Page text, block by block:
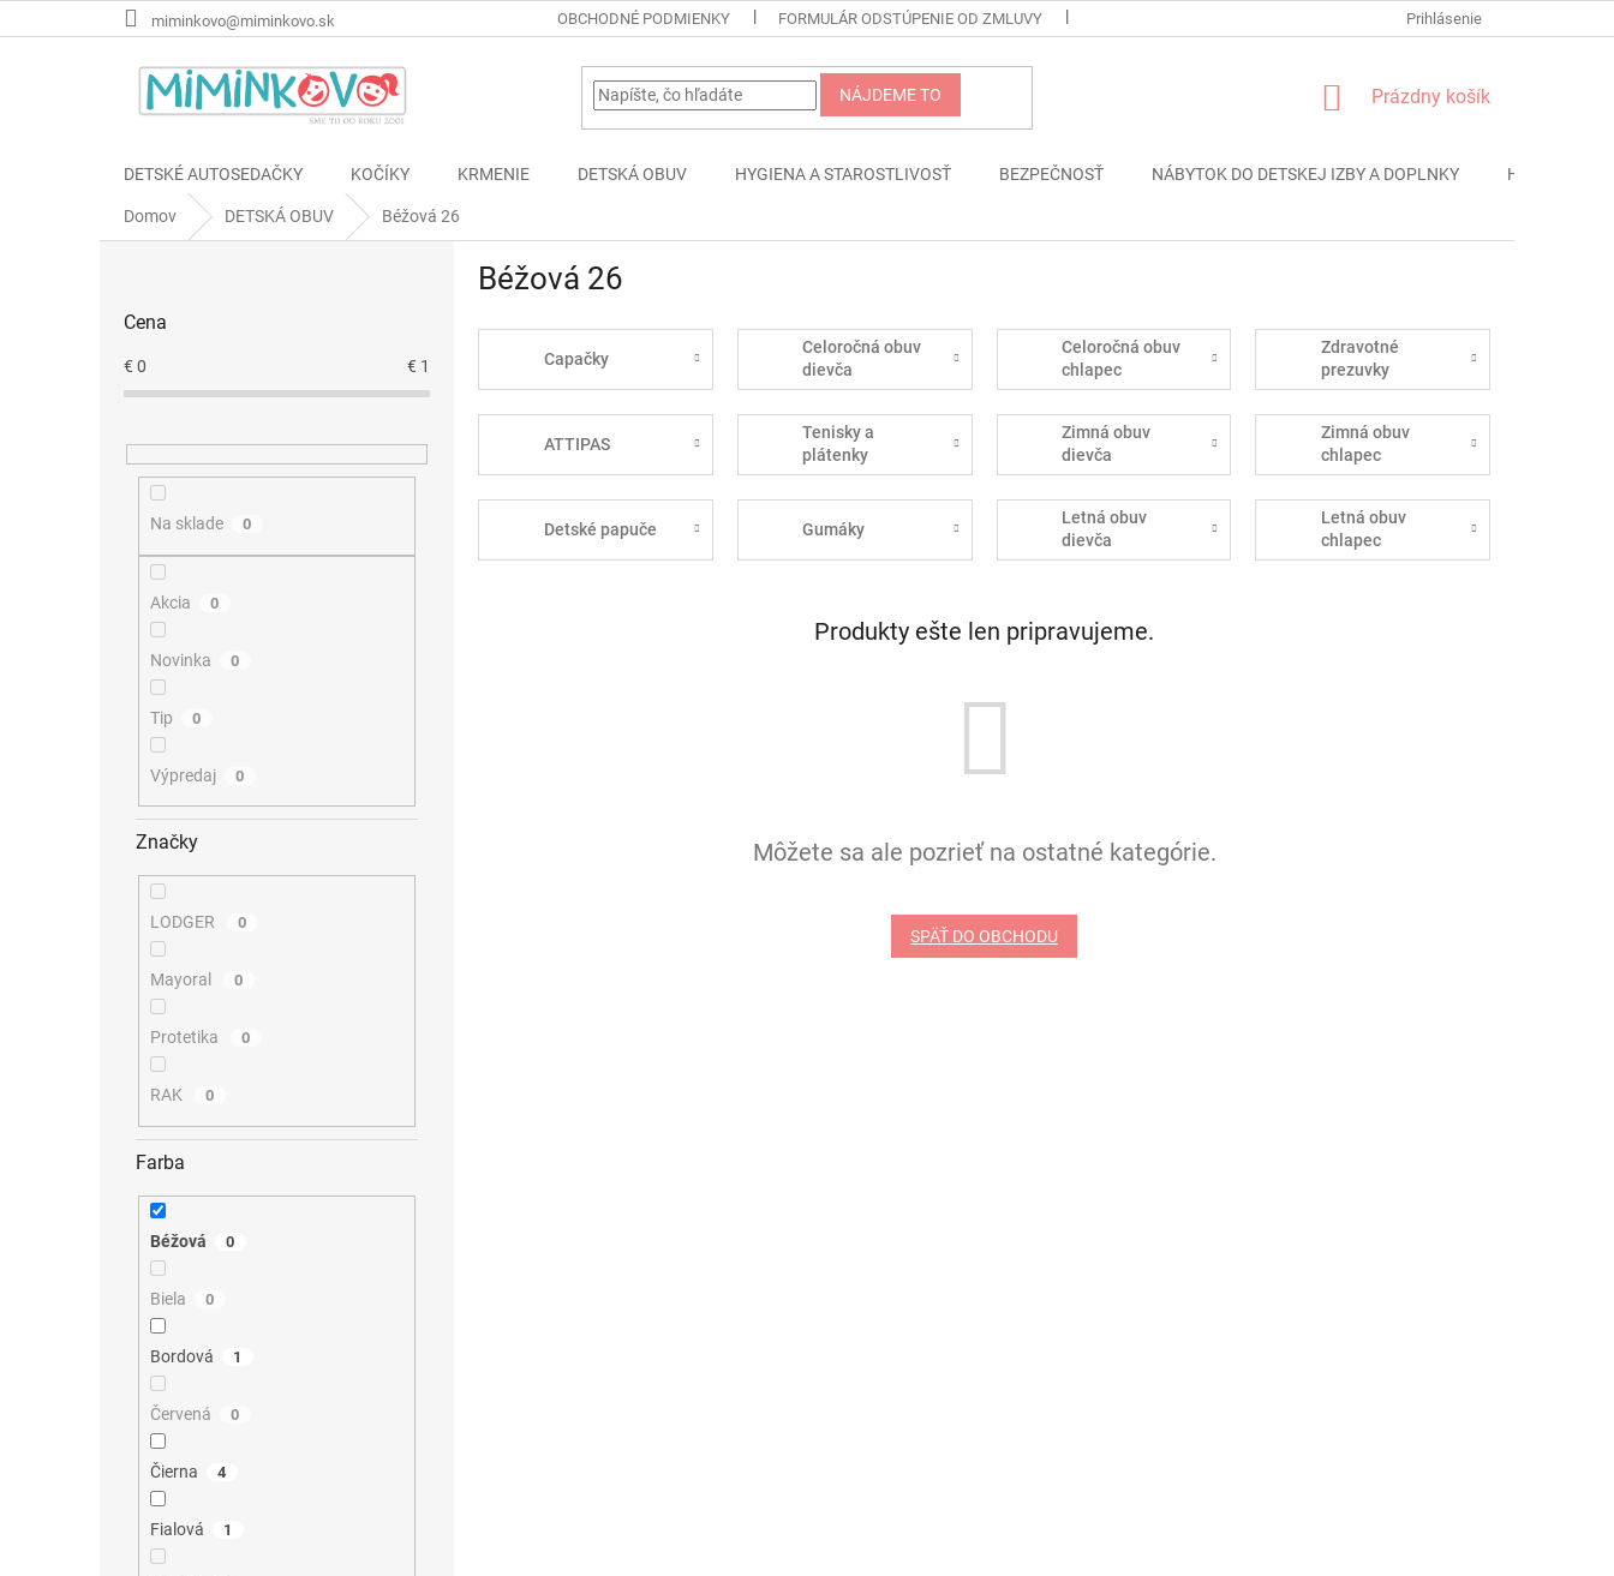
na
miminkovo@miminkovo.sk OBCHODNÉ PODMIENKY FORMULÁR ODSTÚPENIE OD ZMLUVY PODMIENKY OCHRANY OSOBNÝCH
Prihlásenie
NÁJDEME TO
NÁKUPNÝ
Prázdny košík
DETSKÉ AUTOSEDAČKY KOČÍKY KRMENIE DETSKÁ OBUV HYGIENA A STAROSTLIVOSŤ BEZPEČNOSŤ NÁBYTOK DO DETSKEJ IZBY A DOPLNKY HRAČKY
Domov DETSKÁ OBUV Béžová 26
Cena
€ 0 € 1
Na sklade 0
Akcia 0
Novinka 0
Tip 0
Výpredaj 0
Značky
LODGER 0
Mayoral 0
Protetika 0
RAK 0
Farba
Béžová 0
Biela 0
Bordová 1
Červená 0
Čierna 4
Fialová 1
Béžová 26
Capačky
Celoročná obuv
dievča
Celoročná obuv
chlapec
Zdravotné
prezuvky
ATTIPAS
Tenisky a
plátenky
Zimná obuv
dievča
Zimná obuv
chlapec
Detské papuče Gumáky
Letná obuv
dievča
Letná obuv
chlapec
Produkty ešte len pripravujeme.
Môžete sa ale pozrieť na ostatné kategórie.
SPÄŤ DO OBCHODU